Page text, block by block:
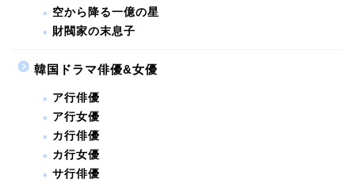
空から降る一億の星
財閥家の末息子
韓国ドラマ俳優&女優
ア行俳優
ア行女優
カ行俳優
カ行女優
サ行俳優